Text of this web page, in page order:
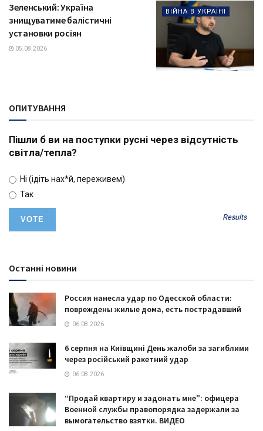
ВІЙНА В УКРАЇНІ
Зеленський: Україна
знищуватиме балістичні
установки росіян
05.08.2026
ОПИТУВАННЯ
Пішли б ви на поступки русні через відсутність
світла/тепла?
Ні (ідіть нах*й, переживем)
Так
Results
Останні новини
Россия нанесла удар по Одесской области:
повреждены жилые дома, есть пострадавший
06.08.2026
6 серпня на Київщині День жалоби за загиблими
через російський ракетний удар
06.08.2026
“Продай квартиру и задонать мне”: офицера
Военной службы правопорядка задержали за
вымогательство взятки. ВИДЕО